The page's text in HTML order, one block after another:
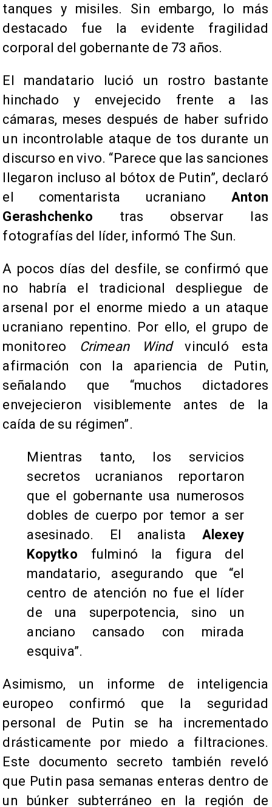
tanques y misiles. Sin embargo, lo más
destacado fue la evidente fragilidad
corporal del gobernante de 73 años.
El mandatario lució un rostro bastante
hinchado y envejecido frente a las
cámaras, meses después de haber sufrido
un incontrolable ataque de tos durante un
discurso en vivo. “Parece que las sanciones
llegaron incluso al bótox de Putin”, declaró
el comentarista ucraniano Anton
Gerashchenko tras observar las
fotografías del líder, informó The Sun.
A pocos días del desfile, se confirmó que
no habría el tradicional despliegue de
arsenal por el enorme miedo a un ataque
ucraniano repentino. Por ello, el grupo de
monitoreo Crimean Windvinculó esta
afirmación con la apariencia de Putin,
señalando que “muchos dictadores
envejecieron visiblemente antes de la
caída de su régimen”.
Mientras tanto, los servicios
secretos ucranianos reportaron
que el gobernante usa numerosos
dobles de cuerpo por temor a ser
asesinado. El analista Alexey
Kopytko fulminó la figura del
mandatario, asegurando que “el
centro de atención no fue el líder
de una superpotencia, sino un
anciano cansado con mirada
esquiva”.
Asimismo, un informe de inteligencia
europeo confirmó que la seguridad
personal de Putin se ha incrementado
drásticamente por miedo a filtraciones.
Este documento secreto también reveló
que Putin pasa semanas enteras dentro de
un búnker subterráneo en la región de